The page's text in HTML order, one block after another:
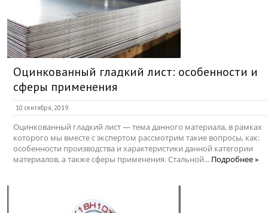
Оцинкованный гладкий лист: особенности и
сферы применения
10 сентября, 2019
Оцинкованный гладкий лист — тема данного материала, в рамках
которого мы вместе с экспертом рассмотрим такие вопросы, как:
особенности производства и характеристики данной категории
материалов, а также сферы применения. Стальной... Подробнее »